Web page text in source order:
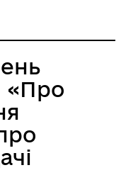
на
«Про